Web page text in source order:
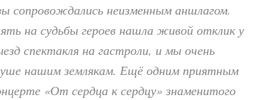
сопровождались неизменным аншлагом.
на судьбы героев нашла живой отклик у
спектакля на гастроли, и мы очень
нашим землякам. Ещё одним приятным
«От сердца к сердцу» знаменитого